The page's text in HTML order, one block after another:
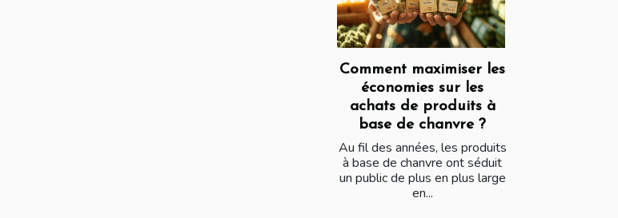
Comment maximiser les
économies sur les
achats de produits à
base de chanvre ?
Au fil des années, les produits
à base de chanvre ont séduit
un public de plus en plus large
en...